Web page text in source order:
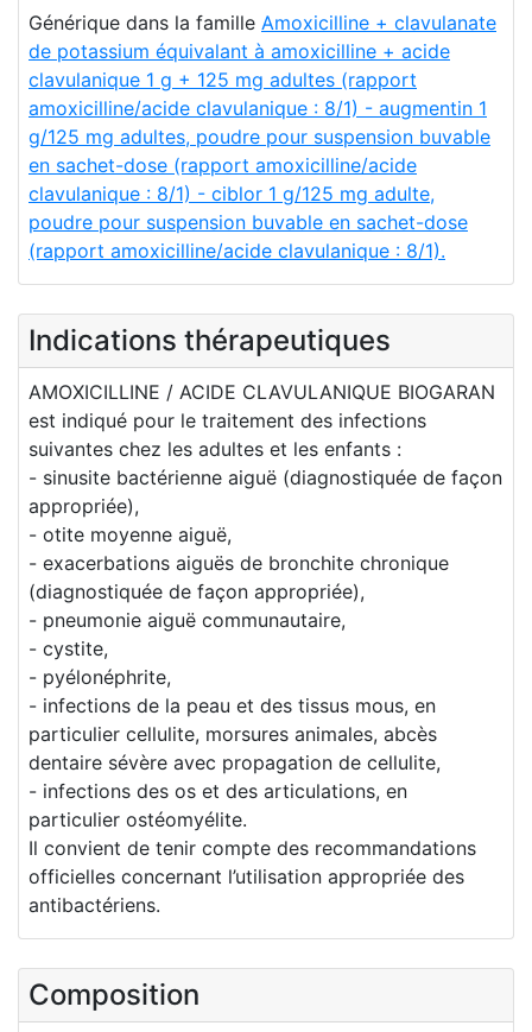
Générique dans la famille Amoxicilline + clavulanate
de potassium équivalant à amoxicilline + acide
clavulanique 1 g + 125 mg adultes (rapport
amoxicilline/acide clavulanique : 8/1) - augmentin 1
g/125 mg adultes, poudre pour suspension buvable
en sachet-dose (rapport amoxicilline/acide
clavulanique : 8/1) - ciblor 1 g/125 mg adulte,
poudre pour suspension buvable en sachet-dose
(rapport amoxicilline/acide clavulanique : 8/1).
Indications thérapeutiques
AMOXICILLINE / ACIDE CLAVULANIQUE BIOGARAN
est indiqué pour le traitement des infections
suivantes chez les adultes et les enfants :
- sinusite bactérienne aiguë (diagnostiquée de façon
appropriée),
- otite moyenne aiguë,
- exacerbations aiguës de bronchite chronique
(diagnostiquée de façon appropriée),
- pneumonie aiguë communautaire,
- cystite,
- pyélonéphrite,
- infections de la peau et des tissus mous, en
particulier cellulite, morsures animales, abcès
dentaire sévère avec propagation de cellulite,
- infections des os et des articulations, en
particulier ostéomyélite.
Il convient de tenir compte des recommandations
officielles concernant l’utilisation appropriée des
antibactériens.
Composition